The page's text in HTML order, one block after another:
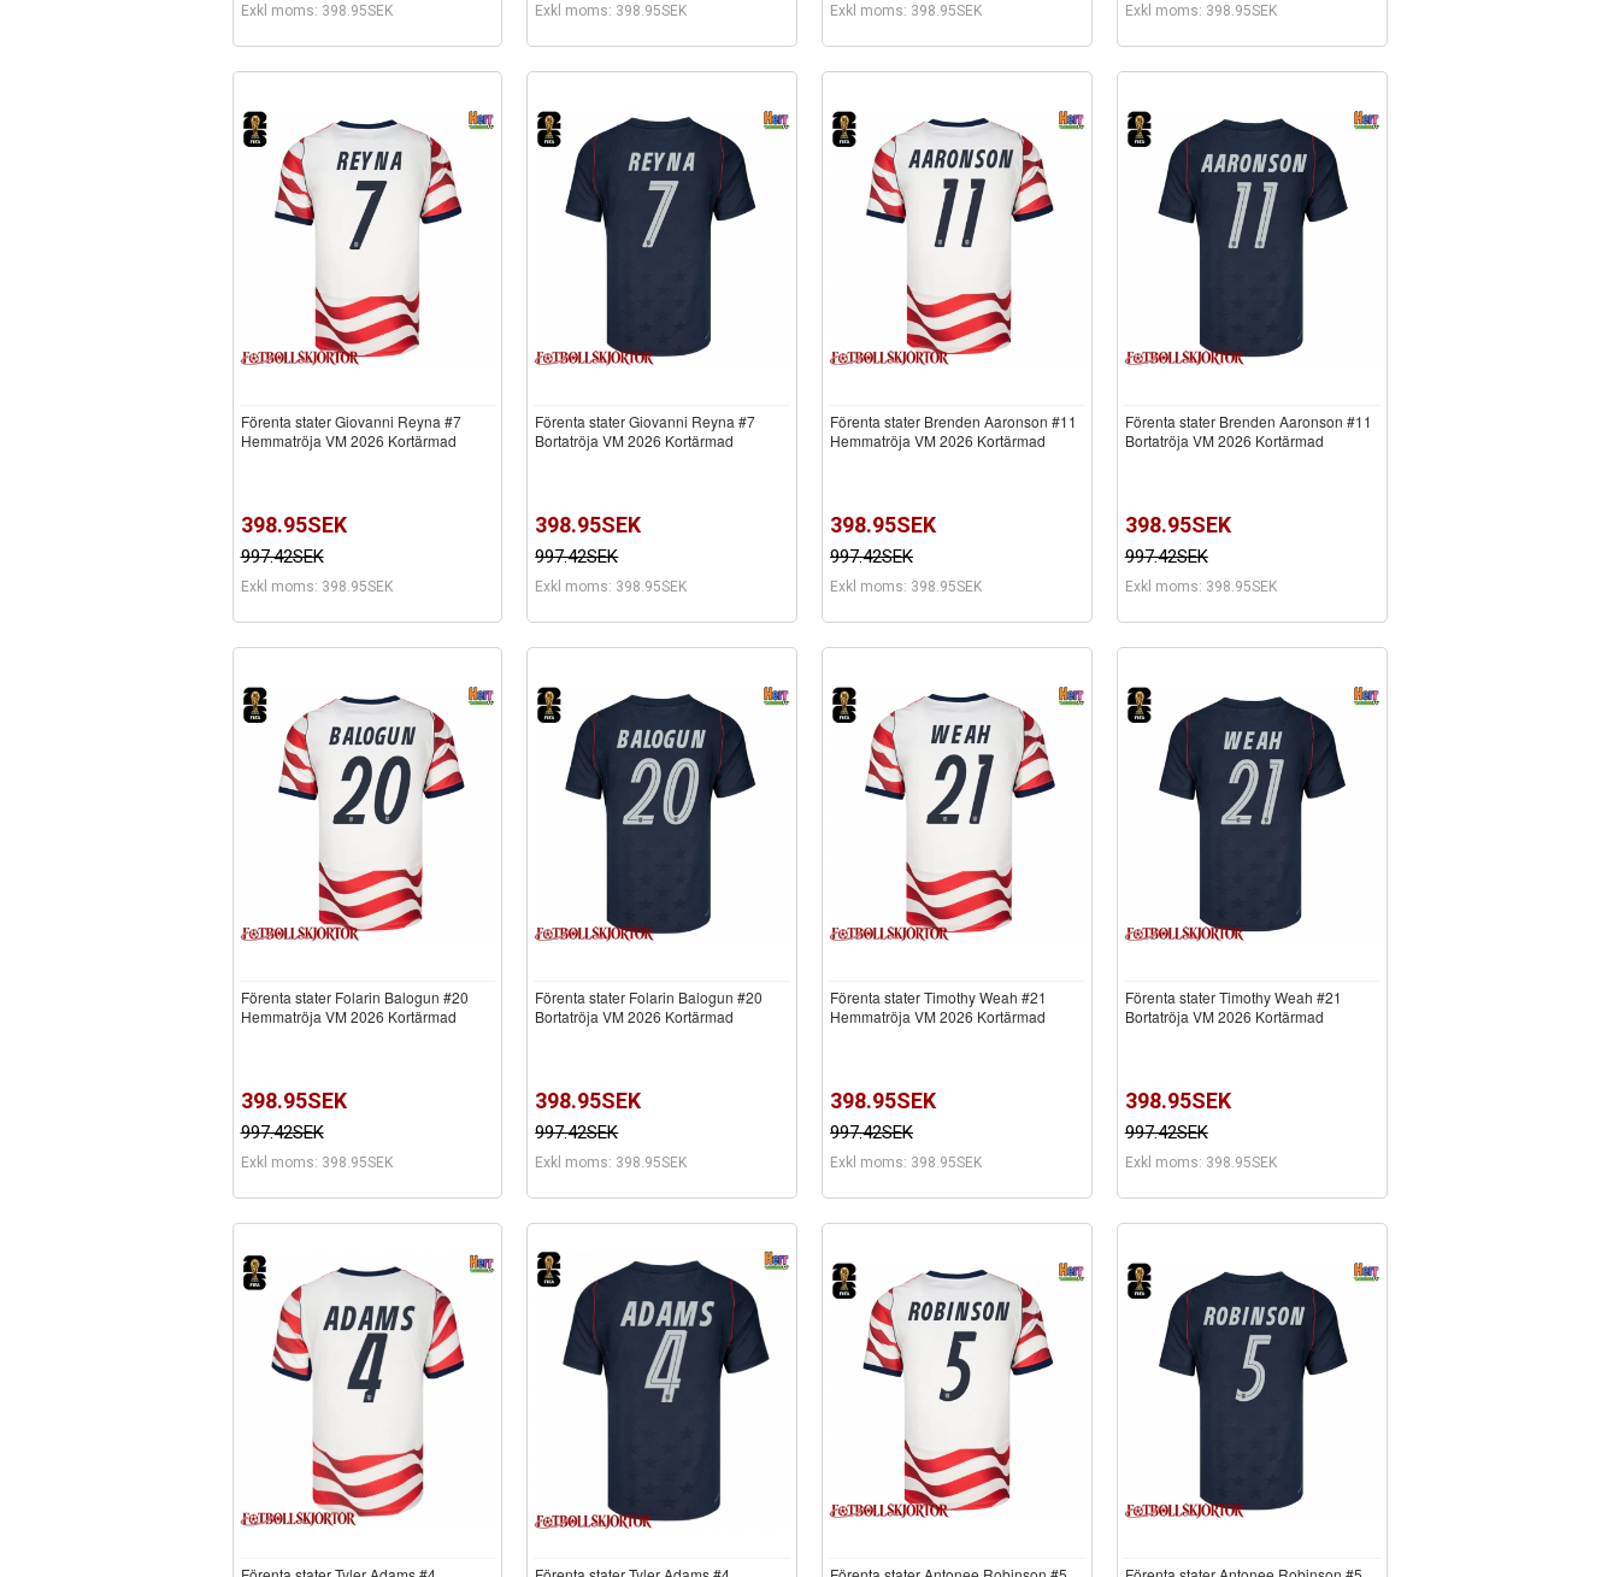
Exkl moms: 398.95SEK Exkl moms: 398.95SEK Exkl moms: 398.95SEK Exkl moms: 398.95SEK
Förenta stater Giovanni Reyna #7
Hemmatröja VM 2026 Kortärmad
398.95SEK
997.42SEK
Exkl moms: 398.95SEK
Förenta stater Giovanni Reyna #7
Bortatröja VM 2026 Kortärmad
398.95SEK
997.42SEK
Exkl moms: 398.95SEK
Förenta stater Brenden Aaronson #11
Hemmatröja VM 2026 Kortärmad
398.95SEK
997.42SEK
Exkl moms: 398.95SEK
Förenta stater Brenden Aaronson #11
Bortatröja VM 2026 Kortärmad
398.95SEK
997.42SEK
Exkl moms: 398.95SEK
Förenta stater Folarin Balogun #20
Hemmatröja VM 2026 Kortärmad
398.95SEK
997.42SEK
Exkl moms: 398.95SEK
Förenta stater Folarin Balogun #20
Bortatröja VM 2026 Kortärmad
398.95SEK
997.42SEK
Exkl moms: 398.95SEK
Förenta stater Timothy Weah #21
Hemmatröja VM 2026 Kortärmad
398.95SEK
997.42SEK
Exkl moms: 398.95SEK
Förenta stater Timothy Weah #21
Bortatröja VM 2026 Kortärmad
398.95SEK
997.42SEK
Exkl moms: 398.95SEK